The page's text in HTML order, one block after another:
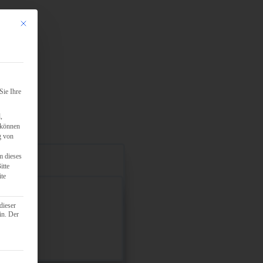
Mit diesem Button wird der Dialog geschlossen. Seine Funktionalität ist identisch mit
Ihre
von
dieses
Der